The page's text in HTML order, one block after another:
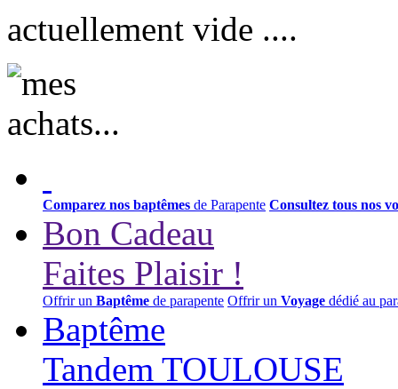
actuellement vide ....
Comparez nos baptêmes de Parapente Consultez tous nos
Bon Cadeau
Faites Plaisir !
Offrir un Baptême de parapente Offrir un Voyage dédié au
Baptême
Tandem TOULOUSE